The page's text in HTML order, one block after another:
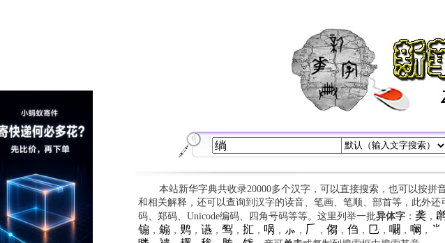
本站新华字典共收录20000多个汉字，可以直接搜索，也可以按拼
和相关解释，还可以查询到汉字的读音、笔画、笔顺、部首等，此外
码、郑码、Unicode编码、四角号码等等。这里列举一批异体字： 䶮 ，
䦂 ， 䥇 ， 䴗， 䜩， 䴕， 㧟 ， 㖞 ， ⺗ ， 𠂆 ， 㑳 ， 㑇 ， 㔾 ， 㘚 ， 㘎 ， ⺌